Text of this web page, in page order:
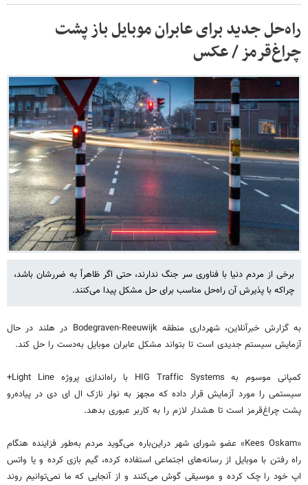
راه‌حل جدید برای عابران موبایل باز پشت
چراغ‌قرمز / عکس
برخی از مردم دنیا با فناوری سر جنگ ندارند، حتی اگر ظاهراً به ضررشان باشد،
چراکه با پذیرش آن راه‌حل مناسب برای حل مشکل پیدا می‌کنند.
به گزارش خبرآنلاین، شهرداری منطقه Bodegraven-Reeuwijk در هلند در حال
آزمایش سیستم جدیدی است تا بتواند مشکل عابران موبایل به‌دست را حل کند.
کمپانی موسوم به HIG Traffic Systems با راه‌اندازی پروژه Light Line+
سیستمی را مورد آزمایش قرار داده که مجهز به نوار نازک ال ای دی در پیاده‌رو
پشت چراغ‌قرمز است تا هشدار لازم را به کاربر عبوری بدهد.
«Kees Oskam» عضو شورای شهر دراین‌باره می‌گوید مردم به‌طور فزاینده هنگام
راه رفتن با موبایل از رسانه‌های اجتماعی استفاده کرده، گیم بازی کرده و یا واتس
اپ خود را چک کرده و موسیقی گوش می‌کنند و از آنجایی که ما نمی‌توانیم روند